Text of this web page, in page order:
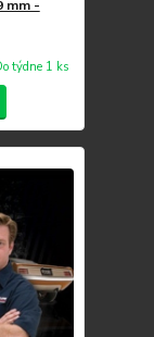
mm -
týdne 1 ks